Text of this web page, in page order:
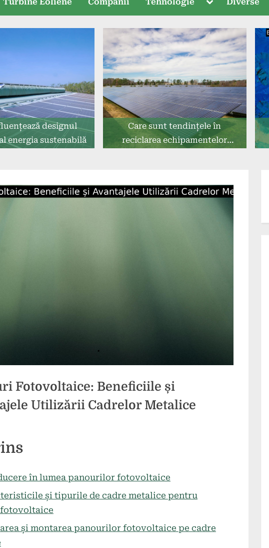
menu
designul
energia sustenabilă
Care sunt tendințele în
reciclarea echipamentelor
Fotovoltaice: Beneficiile și
Utilizării Cadrelor Metalice
la
Fotovoltaice:
și
Avantajele
Utilizării
în lumea panourilor fotovoltaice
și tipurile de cadre metalice pentru
și montarea panourilor fotovoltaice pe cadre